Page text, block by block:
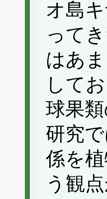
オ島
って
はあ
して
球果
研究
係を
う観